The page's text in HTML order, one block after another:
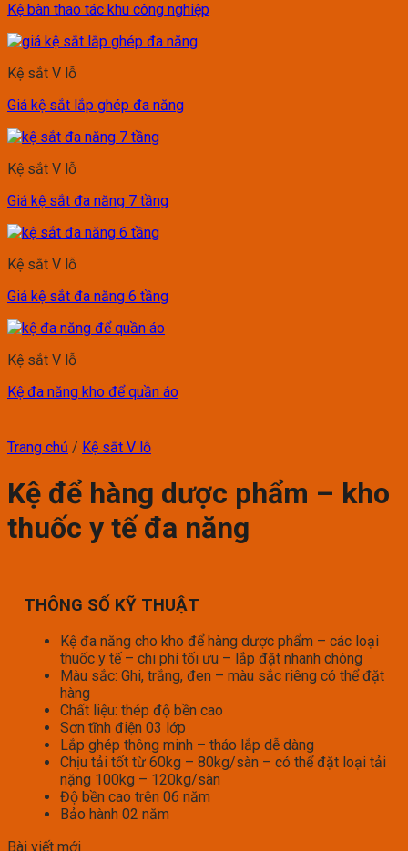
Kệ bàn thao tác khu công nghiệp
Kệ sắt V lỗ
Giá kệ sắt lắp ghép đa năng
Kệ sắt V lỗ
Giá kệ sắt đa năng 7 tầng
Kệ sắt V lỗ
Giá kệ sắt đa năng 6 tầng
Kệ sắt V lỗ
Kệ đa năng kho để quần áo
Trang chủ / Kệ sắt V lỗ
Kệ để hàng dược phẩm – kho
thuốc y tế đa năng
THÔNG SỐ KỸ THUẬT
Kệ đa năng cho kho để hàng dược phẩm – các loại
thuốc y tế – chi phí tối ưu – lắp đặt nhanh chóng
Màu sắc: Ghi, trắng, đen – màu sắc riêng có thể đặt
hàng
Chất liệu: thép độ bền cao
Sơn tĩnh điện 03 lớp
Lắp ghép thông minh – tháo lắp dễ dàng
Chịu tải tốt từ 60kg – 80kg/sàn – có thể đặt loại tải
nặng 100kg – 120kg/sàn
Độ bền cao trên 06 năm
Bảo hành 02 năm
Bài viết mới